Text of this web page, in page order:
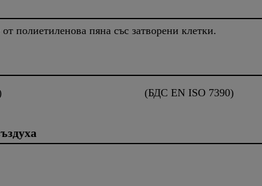
полиетиленова пяна със затворени клетки.
(БДС EN ISO 7390)